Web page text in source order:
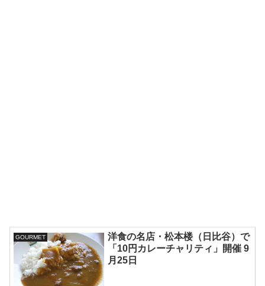
GOURMET
洋食の名店・松本楼（日比谷）で
「10円カレーチャリティ」開催 9
月25日